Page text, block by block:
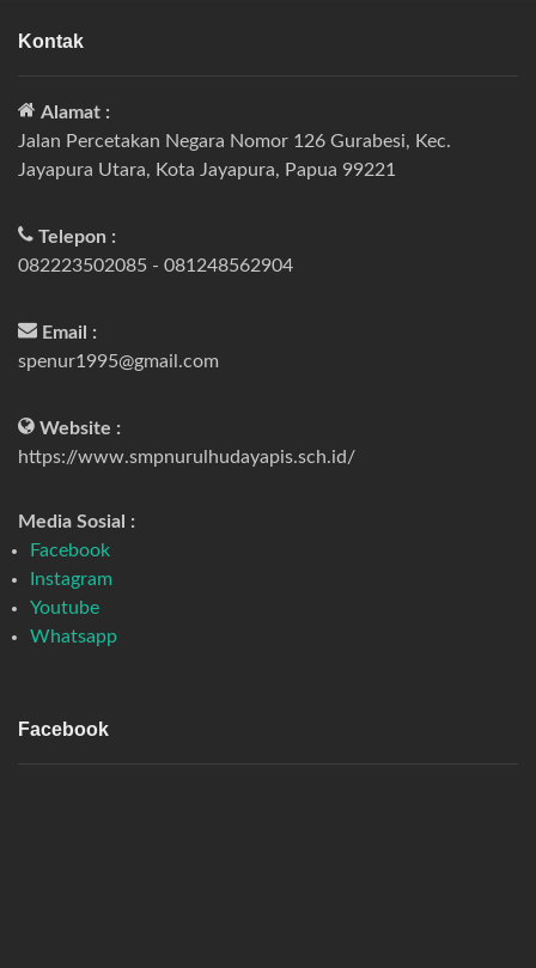
Kontak
Alamat :
Jalan Percetakan Negara Nomor 126 Gurabesi, Kec.
Jayapura Utara, Kota Jayapura, Papua 99221
Telepon :
082223502085 - 081248562904
Email :
spenur1995@gmail.com
Website :
https://www.smpnurulhudayapis.sch.id/
Media Sosial :
Facebook
Instagram
Youtube
Whatsapp
Facebook